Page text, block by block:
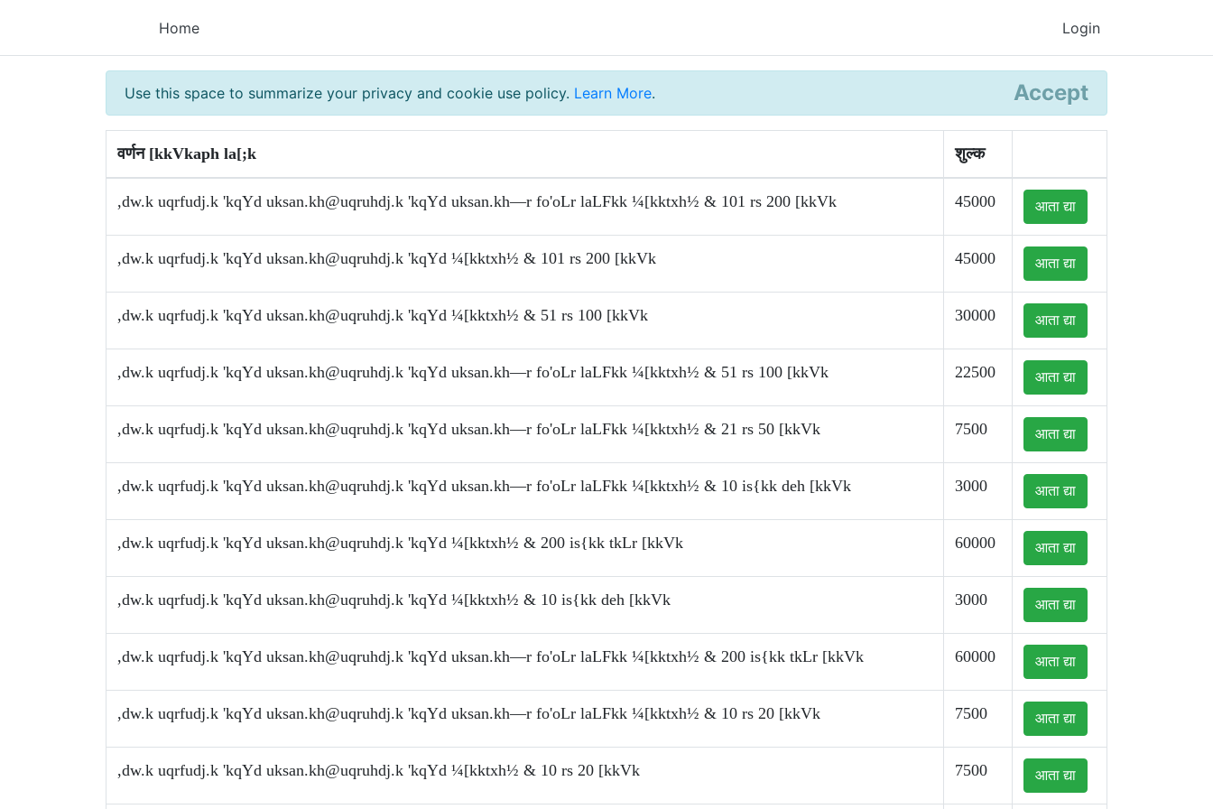
Login
Home
Use this space to summarize your privacy and cookie use policy. Learn More. Accept
वर्णन [kkVkaph la[;k शुल्क
,dw.k uqrfudj.k 'kqYd uksan.kh@uqruhdj.k 'kqYd uksan.kh—r fo'oLr laLFkk ¼[kktxh½ & 101 rs 200 [kkVk 45000 आता द्या
,dw.k uqrfudj.k 'kqYd uksan.kh@uqruhdj.k 'kqYd ¼[kktxh½ & 101 rs 200 [kkVk 45000 आता द्या
,dw.k uqrfudj.k 'kqYd uksan.kh@uqruhdj.k 'kqYd ¼[kktxh½ & 51 rs 100 [kkVk 30000 आता द्या
,dw.k uqrfudj.k 'kqYd uksan.kh@uqruhdj.k 'kqYd uksan.kh—r fo'oLr laLFkk ¼[kktxh½ & 51 rs 100 [kkVk 22500 आता द्या
,dw.k uqrfudj.k 'kqYd uksan.kh@uqruhdj.k 'kqYd uksan.kh—r fo'oLr laLFkk ¼[kktxh½ & 21 rs 50 [kkVk 7500 आता द्या
,dw.k uqrfudj.k 'kqYd uksan.kh@uqruhdj.k 'kqYd uksan.kh—r fo'oLr laLFkk ¼[kktxh½ & 10 is{kk deh [kkVk 3000 आता द्या
,dw.k uqrfudj.k 'kqYd uksan.kh@uqruhdj.k 'kqYd ¼[kktxh½ & 200 is{kk tkLr [kkVk 60000 आता द्या
,dw.k uqrfudj.k 'kqYd uksan.kh@uqruhdj.k 'kqYd ¼[kktxh½ & 10 is{kk deh [kkVk 3000 आता द्या
,dw.k uqrfudj.k 'kqYd uksan.kh@uqruhdj.k 'kqYd uksan.kh—r fo'oLr laLFkk ¼[kktxh½ & 200 is{kk tkLr [kkVk 60000 आता द्या
,dw.k uqrfudj.k 'kqYd uksan.kh@uqruhdj.k 'kqYd uksan.kh—r fo'oLr laLFkk ¼[kktxh½ & 10 rs 20 [kkVk 7500 आता द्या
,dw.k uqrfudj.k 'kqYd uksan.kh@uqruhdj.k 'kqYd ¼[kktxh½ & 10 rs 20 [kkVk 7500 आता द्या